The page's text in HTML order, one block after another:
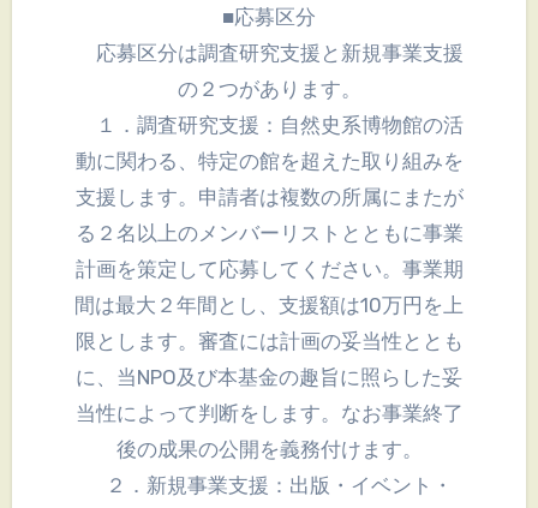
■応募区分
応募区分は調査研究支援と新規事業支援
の２つがあります。
１．調査研究支援：自然史系博物館の活
動に関わる、特定の館を超えた取り組みを
支援します。申請者は複数の所属にまたが
る２名以上のメンバーリストとともに事業
計画を策定して応募してください。事業期
間は最大２年間とし、支援額は10万円を上
限とします。審査には計画の妥当性ととも
に、当NPO及び本基金の趣旨に照らした妥
当性によって判断をします。なお事業終了
後の成果の公開を義務付けます。
２．新規事業支援：出版・イベント・